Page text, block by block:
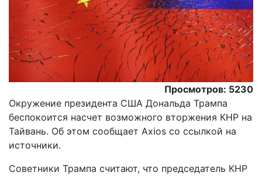
Просмотров: 5230
Окружение президента США Дональда Трампа
беспокоится насчет возможного вторжения КНР на
Тайвань. Об этом сообщает Axios со ссылкой на
источники.
Советники Трампа считают, что председатель КНР